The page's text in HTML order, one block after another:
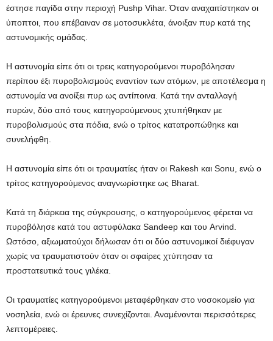
έστησε παγίδα στην περιοχή Pushp Vihar. Όταν αναχαιτίστηκαν οι
ύποπτοι, που επέβαιναν σε μοτοσυκλέτα, άνοιξαν πυρ κατά της
αστυνομικής ομάδας.
Η αστυνομία είπε ότι οι τρεις κατηγορούμενοι πυροβόλησαν
περίπου έξι πυροβολισμούς εναντίον των ατόμων, με αποτέλεσμα η
αστυνομία να ανοίξει πυρ ως αντίποινα. Κατά την ανταλλαγή
πυρών, δύο από τους κατηγορούμενους χτυπήθηκαν με
πυροβολισμούς στα πόδια, ενώ ο τρίτος κατατροπώθηκε και
συνελήφθη.
Η αστυνομία είπε ότι οι τραυματίες ήταν οι Rakesh και Sonu, ενώ ο
τρίτος κατηγορούμενος αναγνωρίστηκε ως Bharat.
Κατά τη διάρκεια της σύγκρουσης, ο κατηγορούμενος φέρεται να
πυροβόλησε κατά του αστυφύλακα Sandeep και του Arvind.
Ωστόσο, αξιωματούχοι δήλωσαν ότι οι δύο αστυνομικοί διέφυγαν
χωρίς να τραυματιστούν όταν οι σφαίρες χτύπησαν τα
προστατευτικά τους γιλέκα.
Οι τραυματίες κατηγορούμενοι μεταφέρθηκαν στο νοσοκομείο για
νοσηλεία, ενώ οι έρευνες συνεχίζονται. Αναμένονται περισσότερες
λεπτομέρειες.